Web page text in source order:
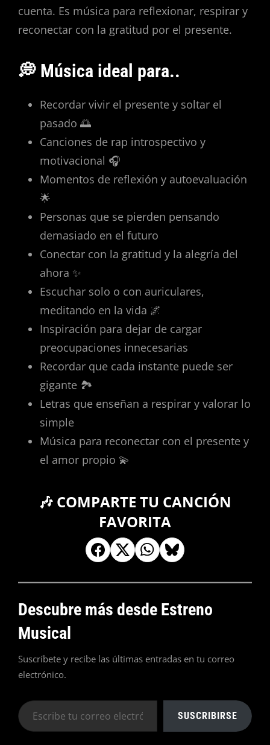
cuenta. Es música para reflexionar, respirar y
reconectar con la gratitud por el presente.
💭 Música ideal para..
Recordar vivir el presente y soltar el
pasado 🌅
Canciones de rap introspectivo y
motivacional 🎧
Momentos de reflexión y autoevaluación
🌟
Personas que se pierden pensando
demasiado en el futuro
Conectar con la gratitud y la alegría del
ahora ✨
Escuchar solo o con auriculares,
meditando en la vida 🌌
Inspiración para dejar de cargar
preocupaciones innecesarias
Recordar que cada instante puede ser
gigante 🏞️
Letras que enseñan a respirar y valorar lo
simple
Música para reconectar con el presente y
el amor propio 💫
🎶 COMPARTE TU CANCIÓN
FAVORITA
Descubre más desde Estreno
Musical
Suscríbete y recibe las últimas entradas en tu correo
electrónico.
Escribe
tu
SUSCRIBIRSE